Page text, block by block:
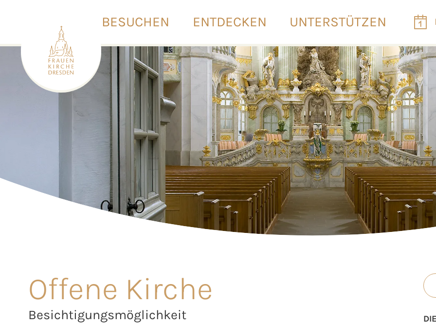
BESUCHEN ENTDECKEN UNTERSTÜTZEN
Offene Kirche
Besichtigungsmöglichkeit